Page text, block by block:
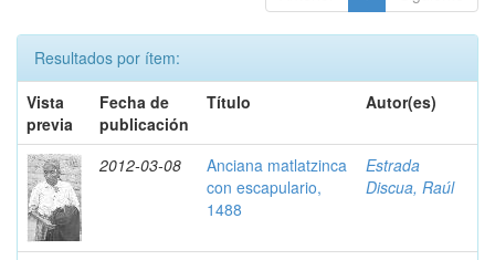
Resultados por ítem:
Vista
previa
Fecha de
publicación
Título Autor(es)
2012-03-08
Anciana matlatzinca
con escapulario,
1488
Estrada
Discua, Raúl